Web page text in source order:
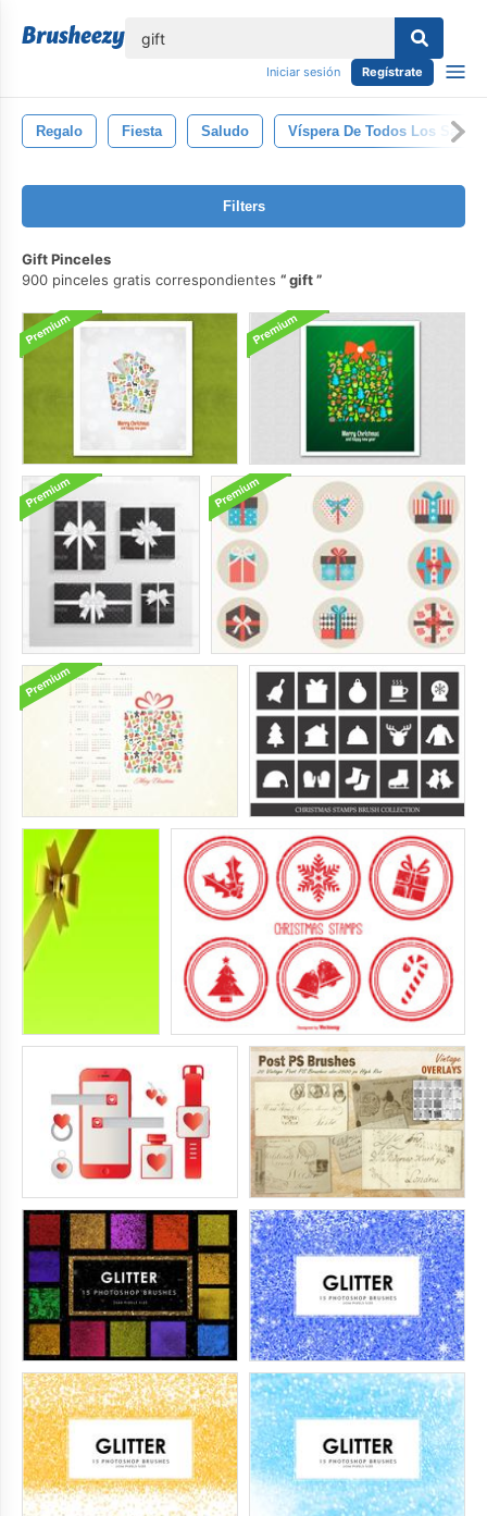
Iniciar sesión Regístrate
Regalo Fiesta Saludo Víspera De Todos Los Santos
Filters
Gift Pinceles
900 pinceles gratis correspondientes
gift